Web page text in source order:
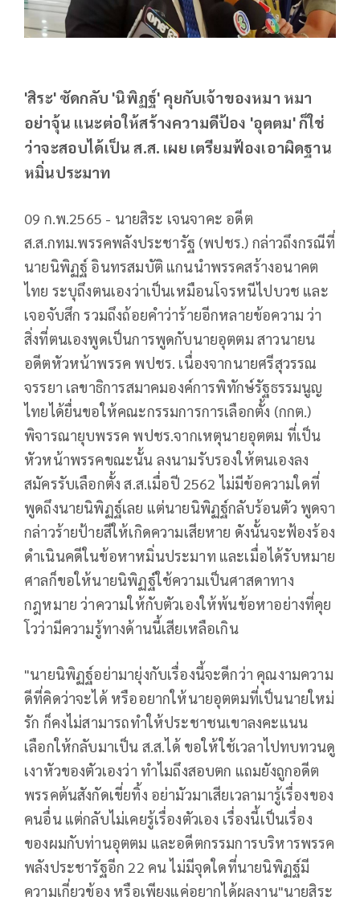
'สิระ' ซัดกลับ 'นิพิฏฐ์' คุยกับเจ้าของหมา หมา
อย่าจุ้น แนะต่อให้สร้างความดีป้อง 'อุตตม' ก็ใช่
ว่าจะสอบได้เป็น ส.ส. เผย เตรียมฟ้องเอาผิดฐาน
หมิ่นประมาท
09 ก.พ.2565 - นายสิระ เจนจาคะ อดีต
ส.ส.กทม.พรรคพลังประชารัฐ (พปชร.) กล่าวถึงกรณีที่
นายนิพิฏฐ์ อินทรสมบัติ แกนนำพรรคสร้างอนาคต
ไทย ระบุถึงตนเองว่าเป็นเหมือนโจรหนีไปบวช และ
เจอจับสึก รวมถึงถ้อยคำว่าร้ายอีกหลายข้อความ ว่า
สิ่งที่ตนเองพูดเป็นการพูดกับนายอุตตม สาวนายน
อดีตหัวหน้าพรรค พปชร. เนื่องจากนายศรีสุวรรณ
จรรยา เลขาธิการสมาคมองค์การพิทักษ์รัฐธรรมนูญ
ไทยได้ยื่นขอให้คณะกรรมการการเลือกตั้ง (กกต.)
พิจารณายุบพรรค พปชร.จากเหตุนายอุตตม ที่เป็น
หัวหน้าพรรคขณะนั้น ลงนามรับรองให้ตนเองลง
สมัครรับเลือกตั้ง ส.ส.เมื่อปี 2562 ไม่มีข้อความใดที่
พูดถึงนายนิพิฏฐ์เลย แต่นายนิพิฏฐ์กลับร้อนตัว พูดจา
กล่าวร้ายป้ายสีให้เกิดความเสียหาย ดังนั้นจะฟ้องร้อง
ดำเนินคดีในข้อหาหมิ่นประมาท และเมื่อได้รับหมาย
ศาลก็ขอให้นายนิพิฏฐ์ใช้ความเป็นศาสดาทาง
กฎหมาย ว่าความให้กับตัวเองให้พ้นข้อหาอย่างที่คุย
โวว่ามีความรู้ทางด้านนี้เสียเหลือเกิน
"นายนิพิฏฐ์อย่ามายุ่งกับเรื่องนี้จะดีกว่า คุณงามความ
ดีที่คิดว่าจะได้ หรืออยากให้นายอุตตมที่เป็นนายใหม่
รัก ก็คงไม่สามารถทำให้ประชาชนเขาลงคะแนน
เลือกให้กลับมาเป็น ส.ส.ได้ ขอให้ใช้เวลาไปทบทวนดู
เงาหัวของตัวเองว่า ทำไมถึงสอบตก แถมยังถูกอดีต
พรรคต้นสังกัดเขี่ยทิ้ง อย่ามัวมาเสียเวลามารู้เรื่องของ
คนอื่น แต่กลับไม่เคยรู้เรื่องตัวเอง เรื่องนี้เป็นเรื่อง
ของผมกับท่านอุตตม และอดีตกรรมการบริหารพรรค
พลังประชารัฐอีก 22 คน ไม่มีจุดใดที่นายนิพิฏฐ์มี
ความเกี่ยวข้อง หรือเพียงแค่อยากได้ผลงาน"นายสิระ